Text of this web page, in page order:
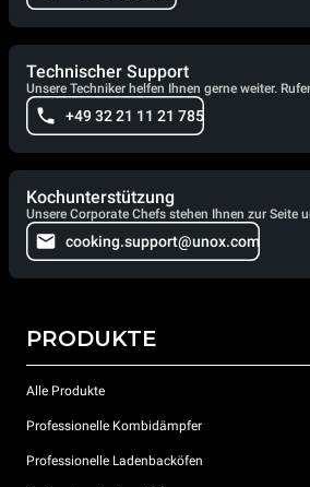
Technischer Support
Unsere Techniker helfen Ihnen gerne weiter.
+49 32 21 11 21 785
Kochunterstützung
Unsere Corporate Chefs stehen Ihnen zur Seite
cooking.support@unox.com
PRODUKTE
Alle Produkte
Professionelle Kombidämpfer
Professionelle Ladenbacköfen